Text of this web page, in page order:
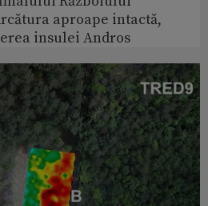
aproape intactă,
insulei Andros